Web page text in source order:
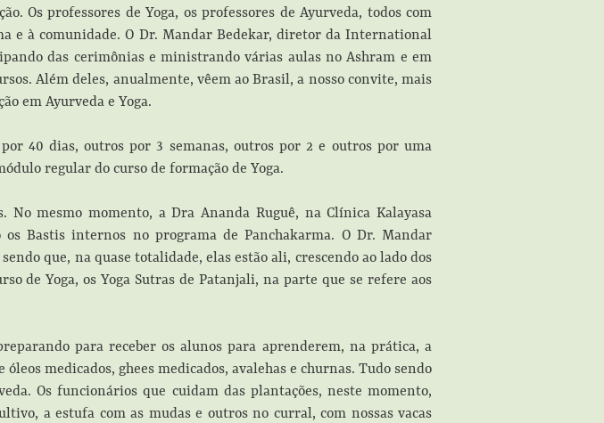
Os professores de Yoga, os professores de Ayurveda, todos com
e à comunidade. O Dr. Mandar Bedekar, diretor da International
das cerimônias e ministrando várias aulas no Ashram e em
Além deles, anualmente, vêem ao Brasil, a nosso convite, mais
em Ayurveda e Yoga.
40 dias, outros por 3 semanas, outros por 2 e outros por uma
regular do curso de formação de Yoga.
mesmo momento, a Dra Ananda Ruguê, na Clínica Kalayasa
Bastis internos no programa de Panchakarma. O Dr. Mandar
que, na quase totalidade, elas estão ali, crescendo ao lado dos
de Yoga, os Yoga Sutras de Patanjali, na parte que se refere aos
para receber os alunos para aprenderem, na prática, a
medicados, ghees medicados, avalehas e churnas. Tudo sendo
Os funcionários que cuidam das plantações, neste momento,
a estufa com as mudas e outros no curral, com nossas vacas